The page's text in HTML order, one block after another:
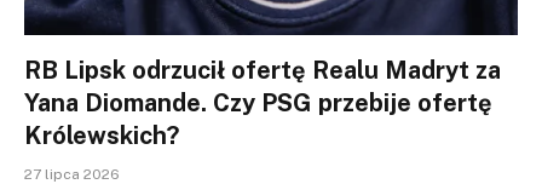
RB Lipsk odrzucił ofertę Realu Madryt za
Yana Diomande. Czy PSG przebije ofertę
Królewskich?
27 lipca 2026